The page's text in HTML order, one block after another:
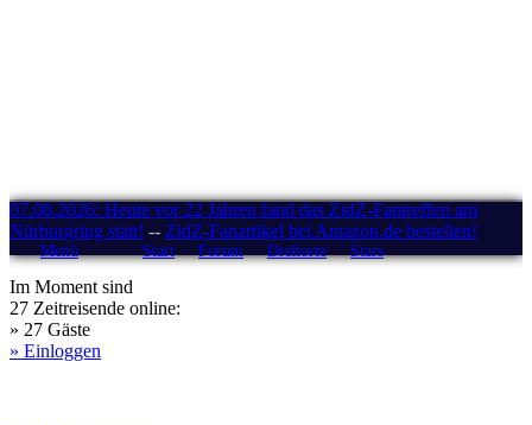
07.08.2026: Heute vor 22 Jahren fand das ZidZ-Fantreffen am
Nürburgring statt! -- ZidZ-Fanartikel bei Amazon.de bestellen!
Menü Start Forum Drehorte Stars
Im Moment sind
27 Zeitreisende online:
» 27 Gäste
» Einloggen